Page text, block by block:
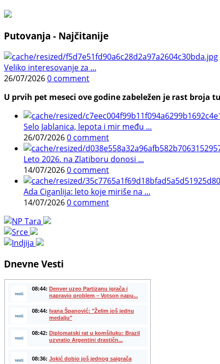
Putovanja - Najčitanije
Veliko interesovanje za ...
26/07/20260 comment
U prvih pet meseci ove godine zabeležen je rast
Selo Jablanica, lepota i mir među ...
26/07/20260 comment
Leto 2026. na Zlatiboru donosi ...
14/07/20260 comment
Ada Ciganlija: leto koje miriše na ...
14/07/20260 comment
Dnevne Vesti